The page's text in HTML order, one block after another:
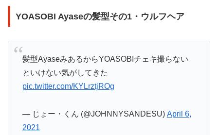
YOASOBI Ayaseの髪型その1・ウルフヘア
髪型AyaseみあるからYOASOBIチェキ撮らない
といけない気がしてきた
pic.twitter.com/KYLrztjROg
— じょー・くん (@JOHNNYSANDESU) April 6,
2021